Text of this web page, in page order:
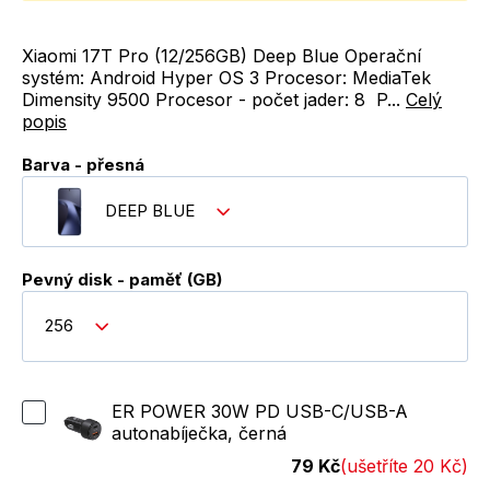
Xiaomi 17T Pro (12/256GB) Deep Blue Operační
systém: Android Hyper OS 3 Procesor: MediaTek
Dimensity 9500 Procesor - počet jader: 8 P... Celý
popis
Barva - přesná
DEEP BLUE
Pevný disk - paměť (GB)
256
ER POWER 30W PD USB-C/USB-A
autonabíječka, černá
79 Kč(ušetříte 20 Kč)